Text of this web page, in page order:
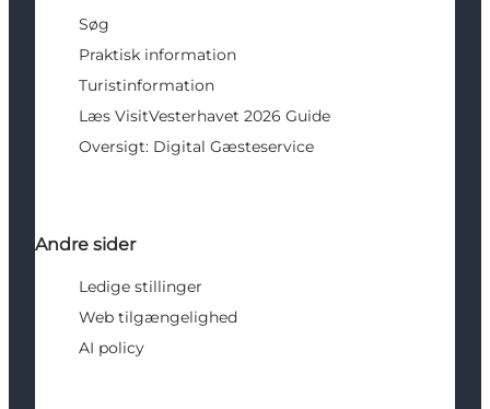
Søg
Praktisk information
Turistinformation
Læs VisitVesterhavet 2026 Guide
Oversigt: Digital Gæsteservice
Andre sider
Ledige stillinger
Web tilgængelighed
AI policy